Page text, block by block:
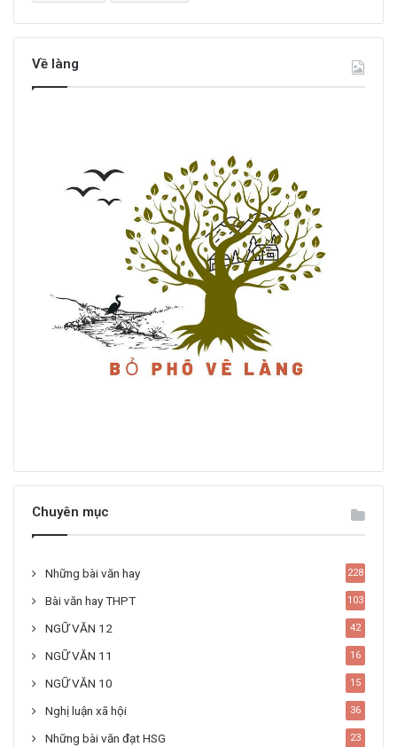
Về làng
Chuyên mục
Những bài văn hay 228
Bài văn hay THPT 103
NGỮ VĂN 12 42
NGỮ VĂN 11 16
NGỮ VĂN 10 15
Nghị luận xã hội 36
Những bài văn đạt HSG 23